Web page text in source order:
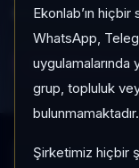
Ekonlab’ın
WhatsApp,
uygulamalarında
grup, topluluk
bulunmamaktadır.
Şirketimiz hiçbir
sinyal ve getiri
Lider fonları
AÇILIŞ SAYFASI